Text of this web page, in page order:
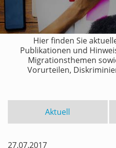
Hier finden Sie
Publikationen und
Migrationsthemen
Vorurteilen,
Aktuell
27.07.2017